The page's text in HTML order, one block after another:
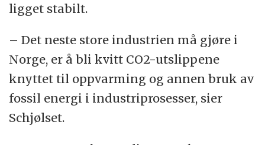
ligget stabilt.
– Det neste store industrien må gjøre i
Norge, er å bli kvitt CO2-utslippene
knyttet til oppvarming og annen bruk av
fossil energi i industriprosesser, sier
Schjølset.